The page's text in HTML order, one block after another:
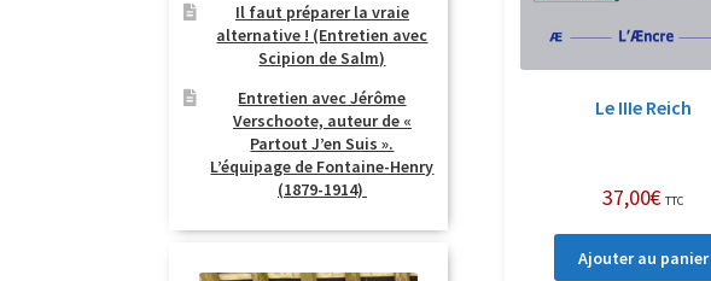
Le IIIe Reich
37,00€ TTC
Ajouter au panier
Il faut préparer la vraie
alternative ! (Entretien avec
Scipion de Salm)
Entretien avec Jérôme
Verschoote, auteur de «
Partout J’en Suis ».
L’équipage de Fontaine-Henry
(1879-1914)